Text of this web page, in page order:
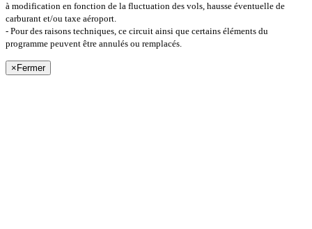
à modification en fonction de la fluctuation des vols, hausse éventuelle de
carburant et/ou taxe aéroport.
- Pour des raisons techniques, ce circuit ainsi que certains éléments du
programme peuvent être annulés ou remplacés.
× Fermer